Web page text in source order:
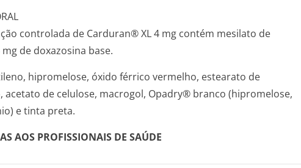
controlada de Carduran® XL 4 mg contém mesilato de
de doxazosina base.
hipromelose, óxido férrico vermelho, estearato de
acetato de celulose, macrogol, Opadry® branco (hipromelose,
e tinta preta.
AOS PROFISSIONAIS DE SAÚDE